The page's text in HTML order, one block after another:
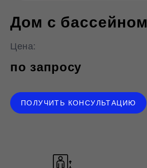
Дом с бассейном
Цена:
по запросу
ПОЛУЧИТЬ КОНСУЛЬТАЦИЮ